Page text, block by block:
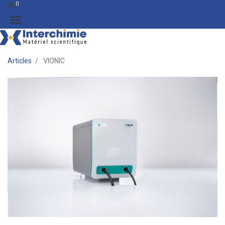
0
Articles VIONIC